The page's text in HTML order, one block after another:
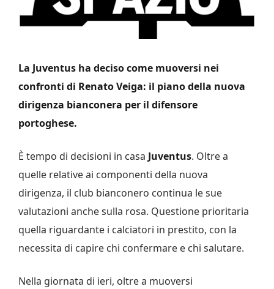
La Juventus ha deciso come muoversi nei
confronti di Renato Veiga: il piano della nuova
dirigenza bianconera per il difensore
portoghese.
È tempo di decisioni in casa Juventus. Oltre a
quelle relative ai componenti della nuova
dirigenza, il club bianconero continua le sue
valutazioni anche sulla rosa. Questione prioritaria
quella riguardante i calciatori in prestito, con la
necessita di capire chi confermare e chi salutare.
Nella giornata di ieri, oltre a muoversi